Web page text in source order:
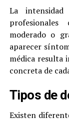
La
moderado o
aparecer
médica resulta
concreta de
Tipos de
Existen